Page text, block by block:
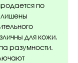
по
лишены
для кожи.
разумности.